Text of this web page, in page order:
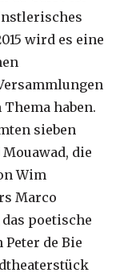
wird es eine
haben.
sieben
die
Wim
Marco
poetische
de Bie